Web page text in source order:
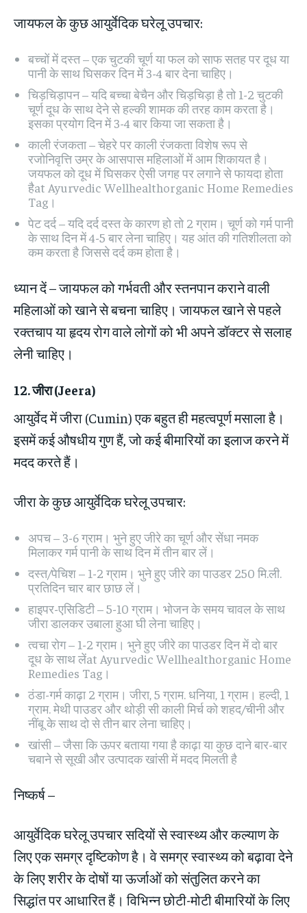
जायफल के कुछ आयुर्वेदिक घरेलू उपचार:
बच्चों में दस्त – एक चुटकी चूर्ण या फल को साफ सतह पर दूध या
पानी के साथ घिसकर दिन में 3-4 बार देना चाहिए।
चिड़चिड़ापन – यदि बच्चा बेचैन और चिड़चिड़ा है तो 1-2 चुटकी
चूर्ण दूध के साथ देने से हल्की शामक की तरह काम करता है।
इसका प्रयोग दिन में 3-4 बार किया जा सकता है।
काली रंजकता – चेहरे पर काली रंजकता विशेष रूप से
रजोनिवृत्ति उम्र के आसपास महिलाओं में आम शिकायत है।
जयफल को दूध में घिसकर ऐसी जगह पर लगाने से फायदा होता
हैat Ayurvedic Wellhealthorganic Home Remedies
Tag।
पेट दर्द – यदि दर्द दस्त के कारण हो तो 2 ग्राम। चूर्ण को गर्म पानी
के साथ दिन में 4-5 बार लेना चाहिए। यह आंत की गतिशीलता को
कम करता है जिससे दर्द कम होता है।
ध्यान दें – जायफल को गर्भवती और स्तनपान कराने वाली
महिलाओं को खाने से बचना चाहिए। जायफल खाने से पहले
रक्तचाप या हृदय रोग वाले लोगों को भी अपने डॉक्टर से सलाह
लेनी चाहिए।
12.जीरा(Jeera)
आयुर्वेद में जीरा (Cumin) एक बहुत ही महत्वपूर्ण मसाला है।
इसमें कई औषधीय गुण हैं, जो कई बीमारियों का इलाज करने में
मदद करते हैं।
जीरा के कुछ आयुर्वेदिक घरेलू उपचार:
अपच – 3-6 ग्राम। भुने हुए जीरे का चूर्ण और सेंधा नमक
मिलाकर गर्म पानी के साथ दिन में तीन बार लें।
दस्त/पेचिश – 1-2 ग्राम। भुने हुए जीरे का पाउडर 250 मि.ली.
प्रतिदिन चार बार छाछ लें।
हाइपर-एसिडिटी – 5-10 ग्राम। भोजन के समय चावल के साथ
जीरा डालकर उबाला हुआ घी लेना चाहिए।
त्वचा रोग – 1-2 ग्राम। भुने हुए जीरे का पाउडर दिन में दो बार
दूध के साथ लेंat Ayurvedic Wellhealthorganic Home
Remedies Tag।
ठंडा-गर्म काढ़ा 2 ग्राम। जीरा, 5 ग्राम. धनिया, 1 ग्राम। हल्दी, 1
ग्राम. मेथी पाउडर और थोड़ी सी काली मिर्च को शहद/चीनी और
नींबू के साथ दो से तीन बार लेना चाहिए।
खांसी – जैसा कि ऊपर बताया गया है काढ़ा या कुछ दाने बार-बार
चबाने से सूखी और उत्पादक खांसी में मदद मिलती है
निष्कर्ष –
आयुर्वेदिक घरेलू उपचार सदियों से स्वास्थ्य और कल्याण के
लिए एक समग्र दृष्टिकोण है। वे समग्र स्वास्थ्य को बढ़ावा देने
के लिए शरीर के दोषों या ऊर्जाओं को संतुलित करने का
सिद्धांत पर आधारित हैं। विभिन्न छोटी-मोटी बीमारियों के लिए